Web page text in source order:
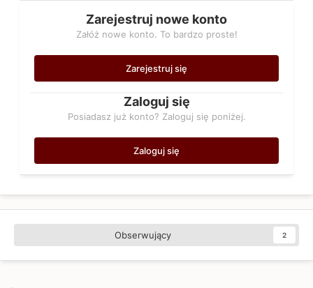
Zarejestruj nowe konto
Załóż nowe konto. To bardzo proste!
Zarejestruj się
Zaloguj się
Posiadasz już konto? Zaloguj się poniżej.
Zaloguj się
Obserwujący 2